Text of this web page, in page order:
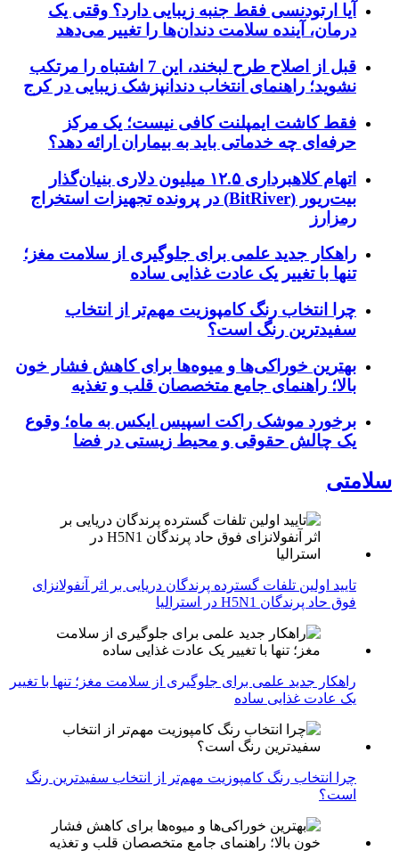
آیا ارتودنسی فقط جنبه زیبایی دارد؟ وقتی یک
درمان، آینده سلامت دندان‌ها را تغییر می‌دهد
قبل از اصلاح طرح لبخند، این 7 اشتباه را مرتکب
نشوید؛ راهنمای انتخاب دندانپزشک زیبایی در کرج
فقط کاشت ایمپلنت کافی نیست؛ یک مرکز
حرفه‌ای چه خدماتی باید به بیماران ارائه دهد؟
اتهام کلاهبرداری ۱۲.۵ میلیون دلاری بنیان‌گذار
بیت‌ریور (BitRiver) در پرونده تجهیزات استخراج
رمزارز
راهکار جدید علمی برای جلوگیری از سلامت مغز؛
تنها با تغییر یک عادت غذایی ساده
چرا انتخاب رنگ کامپوزیت مهم‌تر از انتخاب
سفیدترین رنگ است؟
بهترین خوراکی‌ها و میوه‌ها برای کاهش فشار خون
بالا؛ راهنمای جامع متخصصان قلب و تغذیه
برخورد موشک راکت اسپیس ایکس به ماه؛ وقوع
یک چالش حقوقی و محیط زیستی در فضا
سلامتی
تایید اولین تلفات گسترده پرندگان دریایی بر اثر آنفولانزای
فوق حاد پرندگان H5N1 در استرالیا
راهکار جدید علمی برای جلوگیری از سلامت مغز؛ تنها با تغییر
یک عادت غذایی ساده
چرا انتخاب رنگ کامپوزیت مهم‌تر از انتخاب سفیدترین رنگ
است؟